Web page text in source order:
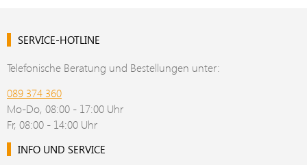
SERVICE-HOTLINE
Telefonische Beratung und Bestellungen unter:
089 374 360
Mo-Do, 08:00 - 17:00 Uhr
Fr, 08:00 - 14:00 Uhr
INFO UND SERVICE